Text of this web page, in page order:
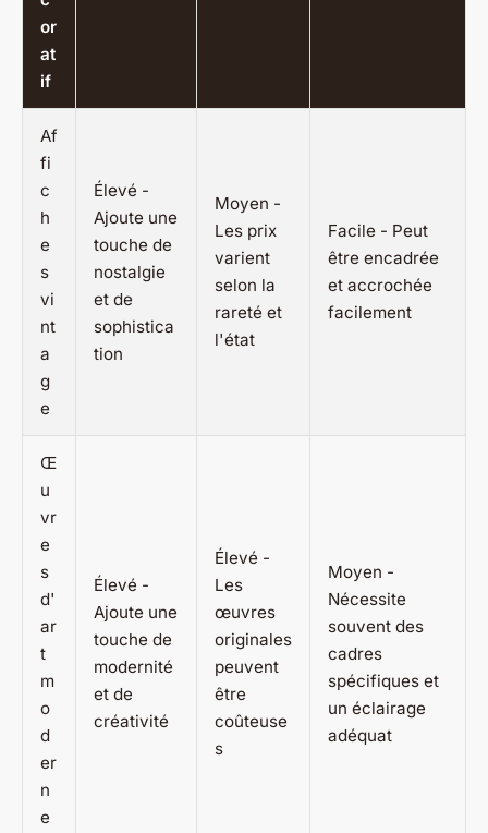
or
at
if
Af
fi
c
h
e
s
vi
nt
a
g
e
Élevé -
Ajoute une
touche de
nostalgie
et de
sophistica
tion
Moyen -
Les prix
varient
selon la
rareté et
l'état
Facile - Peut
être encadrée
et accrochée
facilement
Œ
u
vr
e
s
d'
ar
t
m
o
d
er
n
e
Élevé -
Ajoute une
touche de
modernité
et de
créativité
Élevé -
Les
œuvres
originales
peuvent
être
coûteuse
s
Moyen -
Nécessite
souvent des
cadres
spécifiques et
un éclairage
adéquat